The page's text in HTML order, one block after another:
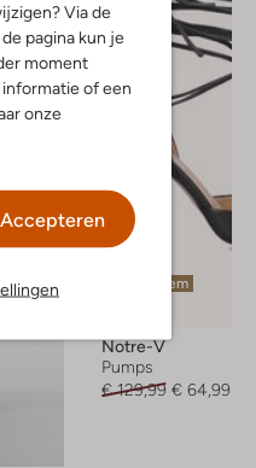
Via de
pagina kun je
moment
of een
onze
Accepteren
Laatste item
Notre-V
Pumps
€ 129,99 € 64,99